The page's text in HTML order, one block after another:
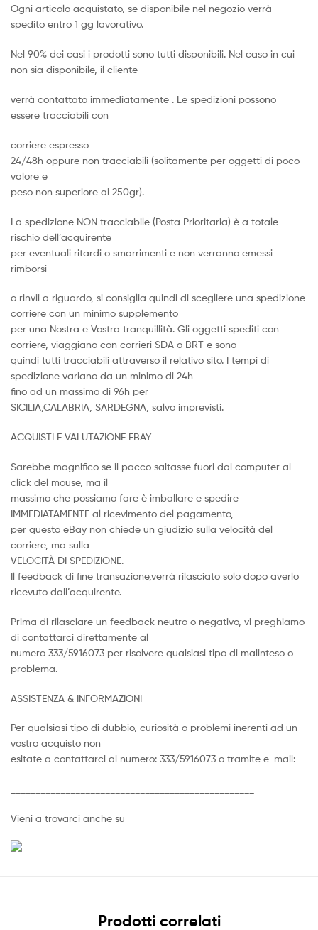
Ogni articolo acquistato, se disponibile nel negozio verrà
spedito entro 1 gg lavorativo.
Nel 90% dei casi i prodotti sono tutti disponibili. Nel caso in cui
non sia disponibile, il cliente
verrà contattato immediatamente . Le spedizioni possono
essere tracciabili con
corriere espresso
24/48h oppure non tracciabili (solitamente per oggetti di poco
valore e
peso non superiore ai 250gr).
La spedizione NON tracciabile (Posta Prioritaria) è a totale
rischio dell’acquirente
per eventuali ritardi o smarrimenti e non verranno emessi
rimborsi
o rinvii a riguardo, si consiglia quindi di scegliere una spedizione
corriere con un minimo supplemento
per una Nostra e Vostra tranquillità. Gli oggetti spediti con
corriere, viaggiano con corrieri SDA o BRT e sono
quindi tutti tracciabili attraverso il relativo sito. I tempi di
spedizione variano da un minimo di 24h
fino ad un massimo di 96h per
SICILIA,CALABRIA, SARDEGNA, salvo imprevisti.
ACQUISTI E VALUTAZIONE EBAY
Sarebbe magnifico se il pacco saltasse fuori dal computer al
click del mouse, ma il
massimo che possiamo fare è imballare e spedire
IMMEDIATAMENTE al ricevimento del pagamento,
per questo eBay non chiede un giudizio sulla velocità del
corriere, ma sulla
VELOCITÀ DI SPEDIZIONE.
Il feedback di fine transazione,verrà rilasciato solo dopo averlo
ricevuto dall’acquirente.
Prima di rilasciare un feedback neutro o negativo, vi preghiamo
di contattarci direttamente al
numero 333/5916073 per risolvere qualsiasi tipo di malinteso o
problema.
ASSISTENZA & INFORMAZIONI
Per qualsiasi tipo di dubbio, curiosità o problemi inerenti ad un
vostro acquisto non
esitate a contattarci al numero: 333/5916073 o tramite e-mail:
Vieni a trovarci anche su
Prodotti correlati